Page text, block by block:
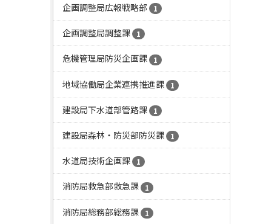
企画調整局広報戦略部 1
企画調整局調整課 1
危機管理局防災企画課 1
地域協働局企業連携推進課 1
建設局下水道部管路課 1
建設局森林・防災部防災課 1
水道局技術企画課 1
消防局救急部救急課 1
消防局総務部総務課 1